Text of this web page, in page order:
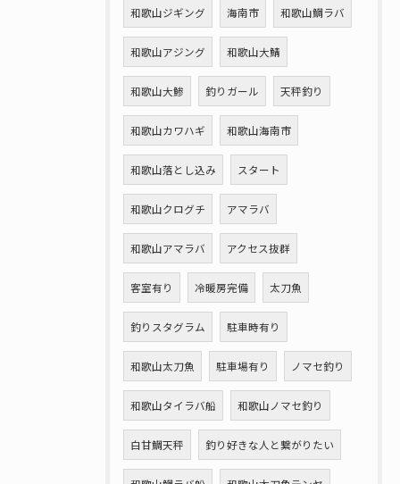
和歌山ジギング 海南市 和歌山鯛ラバ
和歌山アジング 和歌山大鯖
和歌山大鯵 釣りガール 天秤釣り
和歌山カワハギ 和歌山海南市
和歌山落とし込み スタート
和歌山クログチ アマラバ
和歌山アマラバ アクセス抜群
客室有り 冷暖房完備 太刀魚
釣りスタグラム 駐車時有り
和歌山太刀魚 駐車場有り ノマセ釣り
和歌山タイラバ船 和歌山ノマセ釣り
白甘鯛天秤 釣り好きな人と繋がりたい